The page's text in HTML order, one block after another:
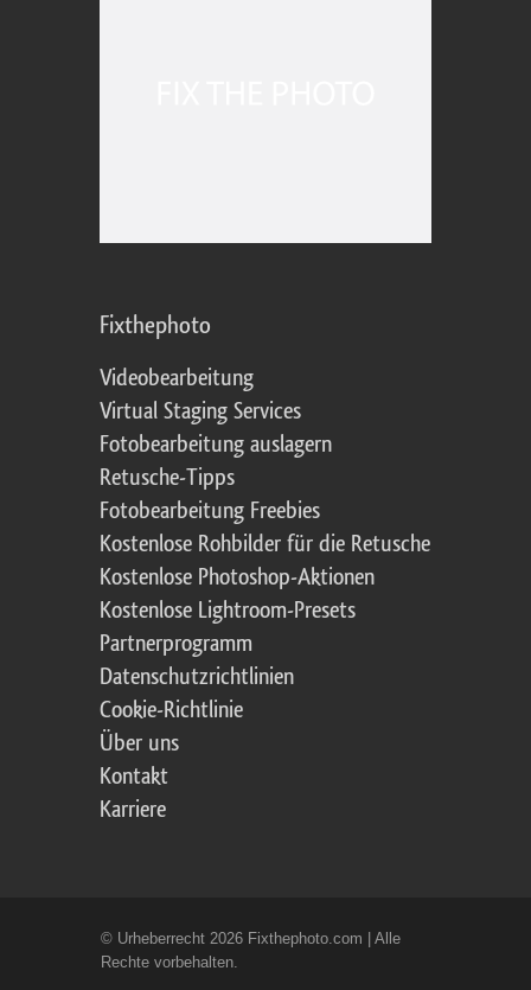
Fixthephoto
Videobearbeitung
Virtual Staging Services
Fotobearbeitung auslagern
Retusche-Tipps
Fotobearbeitung Freebies
Kostenlose Rohbilder für die Retusche
Kostenlose Photoshop-Aktionen
Kostenlose Lightroom-Presets
Partnerprogramm
Datenschutzrichtlinien
Cookie-Richtlinie
Über uns
Kontakt
Karriere
© Urheberrecht 2026 Fixthephoto.com | Alle
Rechte vorbehalten.